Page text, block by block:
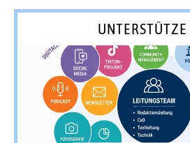
UNTERSTÜTZE